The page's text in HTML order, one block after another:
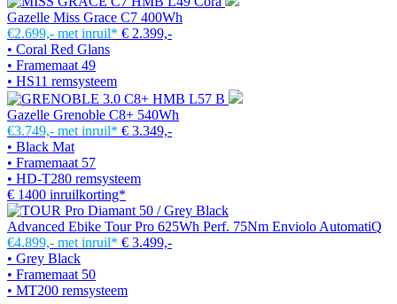
Gazelle Miss Grace C7 400Wh
€2.699,- met inruil* € 2.399,-
• Coral Red Glans
• Framemaat 49
• HS11 remsysteem
Gazelle Grenoble C8+ 540Wh
€3.749,- met inruil* € 3.349,-
• Black Mat
• Framemaat 57
• HD-T280 remsysteem
€ 1400 inruilkorting*
Advanced Ebike Tour Pro 625Wh Perf. 75Nm Enviolo AutomatiQ
€4.899,- met inruil* € 3.499,-
• Grey Black
• Framemaat 50
• MT200 remsysteem